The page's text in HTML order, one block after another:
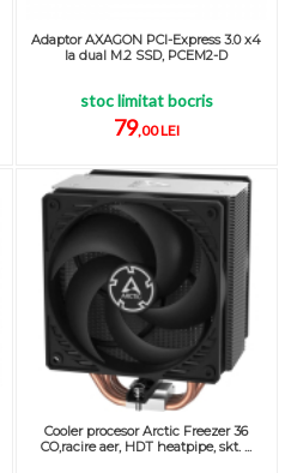
Adaptor AXAGON PCI-Express 3.0 x4
la dual M.2 SSD, PCEM2-D
stoc limitat bocris
79,00 LEI
Cooler procesor Arctic Freezer 36
CO,racire aer, HDT heatpipe, skt. ...